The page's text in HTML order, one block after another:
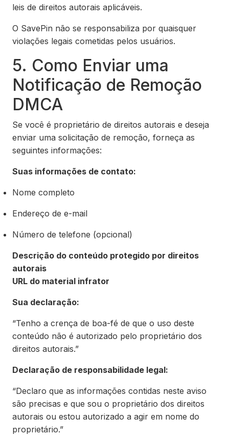
leis de direitos autorais aplicáveis.
O SavePin não se responsabiliza por quaisquer
violações legais cometidas pelos usuários.
5. Como Enviar uma
Notificação de Remoção
DMCA
Se você é proprietário de direitos autorais e deseja
enviar uma solicitação de remoção, forneça as
seguintes informações:
Suas informações de contato:
Nome completo
Endereço de e-mail
Número de telefone (opcional)
Descrição do conteúdo protegido por direitos
autorais
URL do material infrator
Sua declaração:
“Tenho a crença de boa-fé de que o uso deste
conteúdo não é autorizado pelo proprietário dos
direitos autorais.”
Declaração de responsabilidade legal:
“Declaro que as informações contidas neste aviso
são precisas e que sou o proprietário dos direitos
autorais ou estou autorizado a agir em nome do
proprietário.”